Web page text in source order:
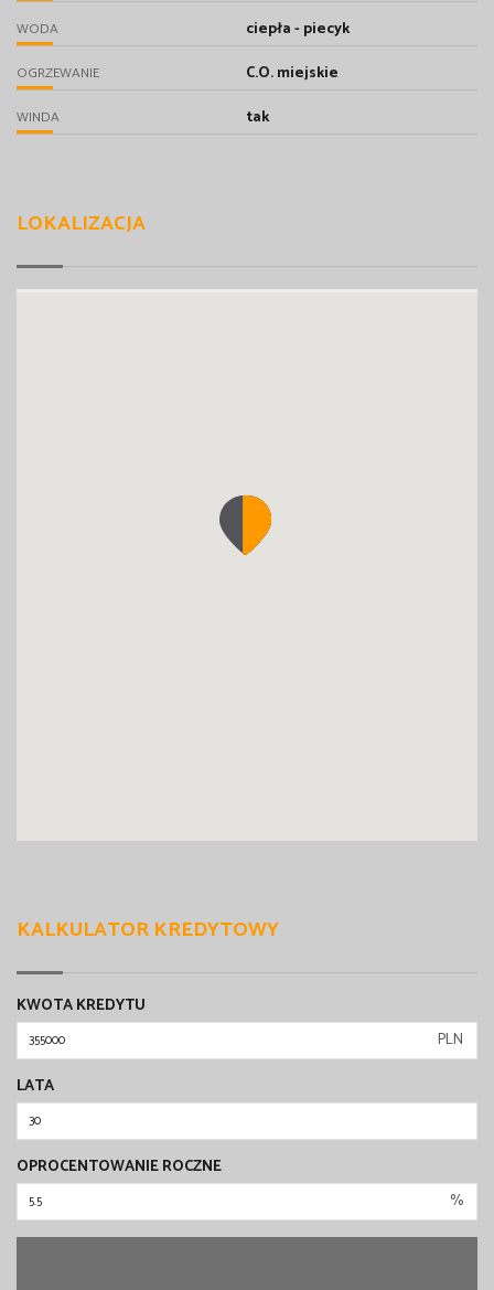
WODA ciepła - piecyk
OGRZEWANIE C.O. miejskie
WINDA tak
LOKALIZACJA
KALKULATOR KREDYTOWY
KWOTA KREDYTU
PLN
LATA
OPROCENTOWANIE ROCZNE
%